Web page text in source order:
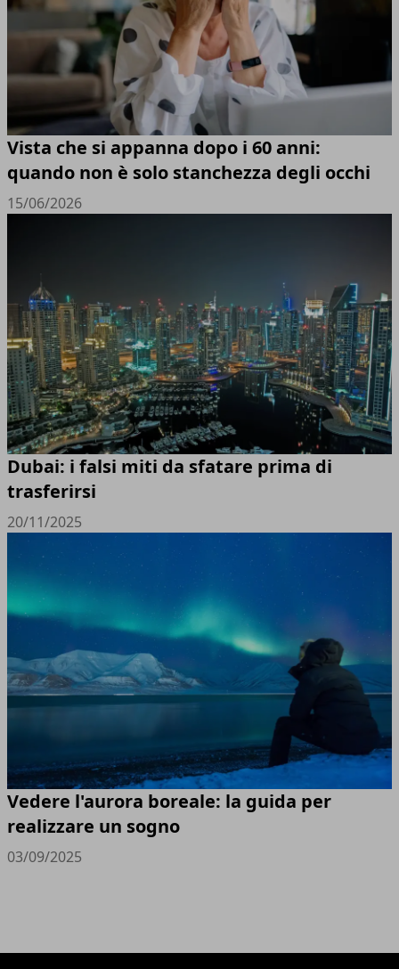
Vista che si appanna dopo i 60 anni:
quando non è solo stanchezza degli occhi
15/06/2026
Dubai: i falsi miti da sfatare prima di
trasferirsi
20/11/2025
Vedere l'aurora boreale: la guida per
realizzare un sogno
03/09/2025